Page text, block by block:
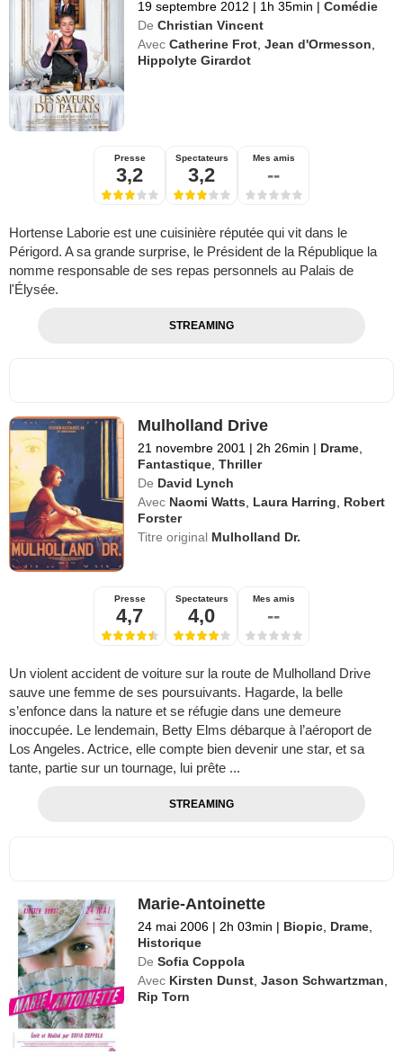
19 septembre 2012 | 1h 35min | Comédie
De Christian Vincent
Avec Catherine Frot ,Jean d'Ormesson
Hippolyte Girardot
Presse
3,2
Spectateurs
3,2
Mes amis
--
Hortense Laborie est une cuisinière réputée qui vit dans le
Périgord. A sa grande surprise, le Président de la République la
nomme responsable de ses repas personnels au Palais de
l'Élysée.
STREAMING
Mulholland Drive
21 novembre 2001 | 2h 26min | Drame
Fantastique ,Thriller
De David Lynch
Avec Naomi Watts Laura Harring
Robert
Forster
Titre original Mulholland Dr.
Presse
4,7
Spectateurs
4,0
Mes amis
--
Un violent accident de voiture sur la route de Mulholland Drive
sauve une femme de ses poursuivants. Hagarde, la belle
s’enfonce dans la nature et se réfugie dans une demeure
inoccupée. Le lendemain, Betty Elms débarque à l’aéroport de
Los Angeles. Actrice, elle compte bien devenir une star, et sa
tante, partie sur un tournage, lui prête ...
STREAMING
Marie-Antoinette
24 mai 2006 | 2h 03min | Biopic, Drame,
Historique
De Sofia Coppola
Avec Kirsten Dunst,Jason Schwartzman,
Rip Torn